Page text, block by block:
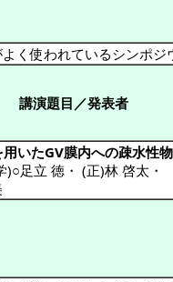
く使われているシンポ
講演題目／発表者
いたGV膜内への疎水性
)○足立 徳 ・ (正)林 啓太 ・